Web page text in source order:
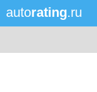
autorating.ru